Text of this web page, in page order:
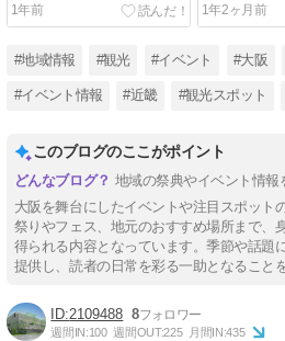
1年前
1年2ヶ月前
#地域情報 #観光 #イベント #大阪
#イベント情報 #近畿 #観光スポット
このブログのここがポイント
地域の祭典やイベント情報
大阪を舞台にしたイベントや注目スポット
祭りやフェス、地元のおすすめ場所まで、
得られる内容となっています。季節や話題
提供し、読者の日常を彩る一助となること
2109488 8
週間IN:100 週間OUT:225 月間IN:435